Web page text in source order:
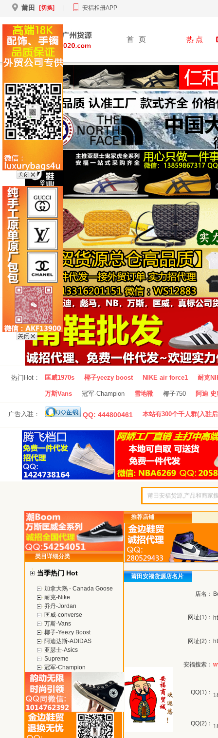
莆田 [切换] 安福相册APP
首 页 热 点
热门Hot： 匡威1970s 椰子yeezy boost NIKE air force1 耐克
万斯Vans 冠军-Champion 雪地靴 椰子750 阿迪
广告入驻： QQ: 444800461 本站有300个千人群(入驻
类目详细分类
当季热门 Hot
加拿大鹅 - Canada Goose
耐克-Nike
乔丹-Jordan
匡威-converse
万斯-Vans
椰子-Yeezy Boost
阿迪达斯-ADIDAS
亚瑟士-Asics
Supreme
冠军-Champion
推荐店铺
莆田安福货源店名片
店名：
网址(1)：
网址(2)：
安福搜索：
QQ(1)：
QQ(2)：